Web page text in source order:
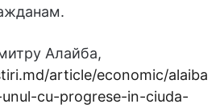
Алайба,
article/economic/alaiba
cu-progrese-in-ciuda-